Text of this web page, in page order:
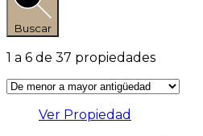
Buscar
1 a 6 de 37 propiedades
Ver Propiedad